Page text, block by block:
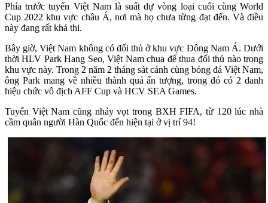
Phía trước tuyển Việt Nam là suất dự vòng loại cuối cùng World
Cup 2022 khu vực châu Á, nơi mà họ chưa từng đạt đến. Và điều
này đang rất khả thi.
Bây giờ, Việt Nam không có đối thủ ở khu vực Đông Nam Á. Dưới
thời HLV Park Hang Seo, Việt Nam chua để thua đối thủ nào trong
khu vực này. Trong 2 năm 2 tháng sát cánh cùng bóng đá Việt Nam,
ông Park mang về nhiều thành quả ấn tượng, trong đó có 2 danh
hiệu chức vô địch AFF Cup và HCV SEA Games.
Tuyển Việt Nam cũng nhảy vọt trong BXH FIFA, từ 120 lúc nhà
cầm quân người Hàn Quốc đến hiện tại ở vị trí 94!